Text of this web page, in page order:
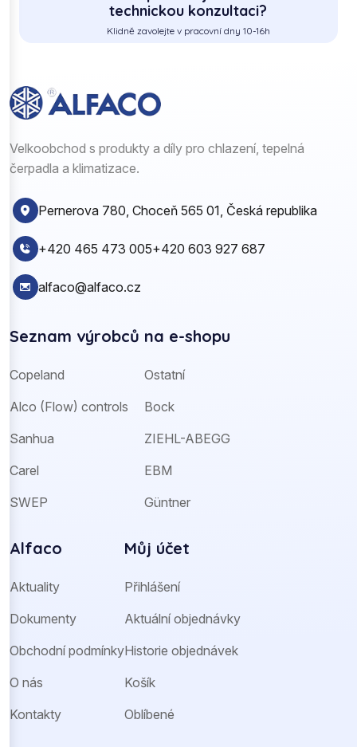
technickou konzultaci?
Klidně zavolejte v pracovní dny 10-16h
Velkoobchod s produkty a díly pro chlazení, tepelná
čerpadla a klimatizace.
Pernerova 780, Choceň 565 01, Česká republika
+420 465 473 005+420 603 927 687
alfaco@alfaco.cz
Seznam výrobců na e-shopu
Copeland
Alco (Flow) controls
Sanhua
Carel
SWEP
Ostatní
Bock
ZIEHL-ABEGG
EBM
Güntner
Alfaco
Aktuality
Dokumenty
Obchodní podmínky
O nás
Kontakty
Můj účet
Přihlášení
Aktuální objednávky
Historie objednávek
Košík
Oblíbené